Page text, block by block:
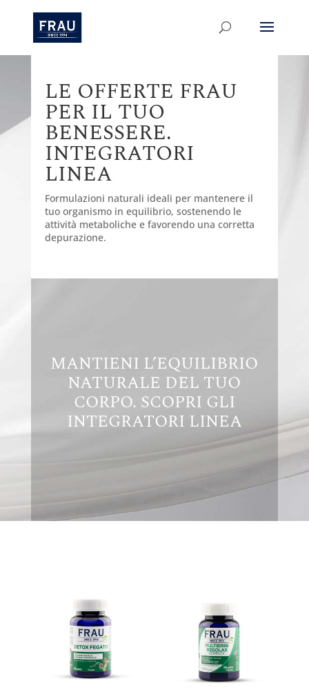
LE OFFERTE FRAU
PER IL TUO
BENESSERE.
INTEGRATORI
LINEA
Formulazioni naturali ideali per mantenere il
tuo organismo in equilibrio, sostenendo le
attività metaboliche e favorendo una corretta
depurazione.
MANTIENI L’EQUILIBRIO
NATURALE DEL TUO
CORPO. SCOPRI GLI
INTEGRATORI LINEA